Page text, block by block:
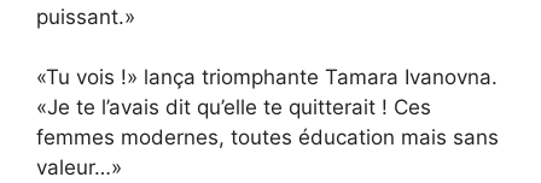
puissant.»
«Tu vois !» lança triomphante Tamara Ivanovna.
«Je te l’avais dit qu’elle te quitterait ! Ces
femmes modernes, toutes éducation mais sans
valeur…»